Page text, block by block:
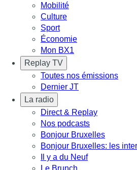
Mobilité
Culture
Sport
Économie
Mon BX1
Replay TV
Toutes nos émissions
Dernier JT
La radio
Direct & Replay
Nos podcasts
Bonjour Bruxelles
Bonjour Bruxelles: les
Il y a du Neuf
Le Brunch